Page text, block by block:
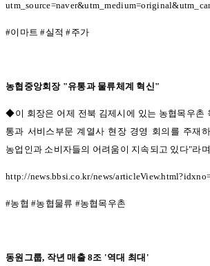
#이마트#실적#주가
농협중앙회장 "유통과 물류체계 혁신"
◆이 회장은 어제 전북 김제시에 있는 농협목우촌
통과 서비스부문 계열사 현장 경영 회의를 주재
농업인과 소비자들의 어려움이 지속되고 있다"라
http://news.bbsi.co.kr/news/
#농협#농협물류 #농협목우촌
동원그룹, 작년 매출8조 '역대 최대 '